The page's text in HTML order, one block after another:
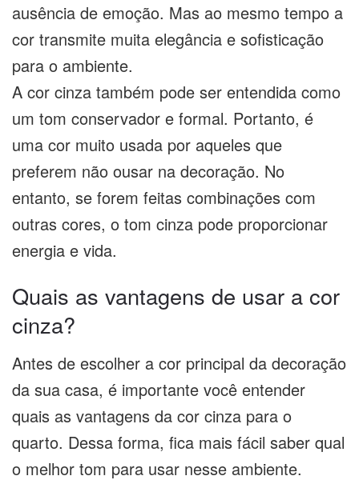
ausência de emoção. Mas ao mesmo tempo a
cor transmite muita elegância e sofisticação
para o ambiente.
A cor cinza também pode ser entendida como
um tom conservador e formal. Portanto, é
uma cor muito usada por aqueles que
preferem não ousar na decoração. No
entanto, se forem feitas combinações com
outras cores, o tom cinza pode proporcionar
energia e vida.
Quais as vantagens de usar a cor
cinza?
Antes de escolher a cor principal da decoração
da sua casa, é importante você entender
quais as vantagens da cor cinza para o
quarto. Dessa forma, fica mais fácil saber qual
o melhor tom para usar nesse ambiente.